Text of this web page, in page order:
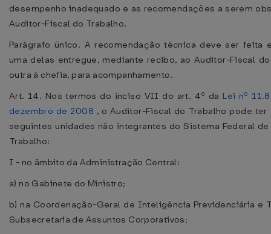
desempenho inadequado e as recomendações a serem
Auditor-Fiscal do Trabalho.
Parágrafo único. A recomendação técnica deve ser feita
uma delas entregue, mediante recibo, ao Auditor-Fiscal
outra à chefia, para acompanhamento.
Art. 14. Nos termos do inciso VII do art. 4º da Lei nº
dezembro de 2008 , o Auditor-Fiscal do Trabalho pode ter
seguintes unidades não integrantes do Sistema Federal
Trabalho:
I - no âmbito da Administração Central:
a) no Gabinete do Ministro;
b) na Coordenação-Geral de Inteligência Previdenciária e
Subsecretaria de Assuntos Corporativos;